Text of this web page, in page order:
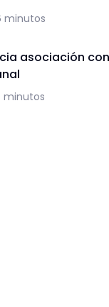
minutos
asociación
minutos